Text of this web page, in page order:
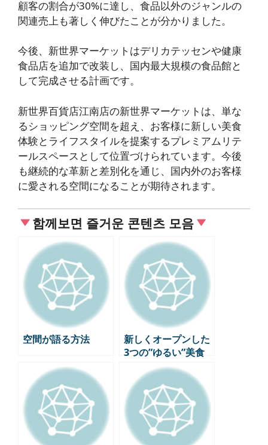
顧客の割合が30%に達し、食品以外のジャンルの
関連売上も著しく伸びたことが分かりました。
今後、新世界マーケットはデリカテッセンや健康
食品店を追加で改装し、国内最大規模の食品館と
して完成させる計画です。
新世界百貨店江南店の新世界マーケットは、単な
るショッピング空間を超え、お客様に新しい美食
体験とライフスタイルを提案するプレミアムリテ
ールスペースとして位置づけられています。今後
も継続的な革新と差別化を通じ、国内外のお客様
に愛される空間になることが期待されます。
함께보면 즐거운 콘텐츠 모음
空間が語る方法
新しくオープンした
3つの”ゆるい”美食
スペース